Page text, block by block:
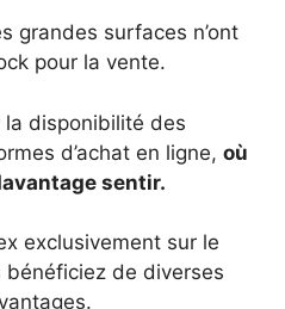
grandes surfaces n’ont
pour la vente.
la disponibilité des
d’achat en ligne, où
sentir.
exclusivement sur le
de diverses